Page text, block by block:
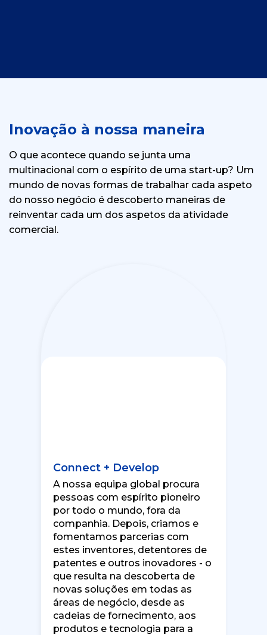
Inovação à nossa maneira
O que acontece quando se junta uma
multinacional com o espírito de uma start-up? Um
mundo de novas formas de trabalhar cada aspeto
do nosso negócio é descoberto maneiras de
reinventar cada um dos aspetos da atividade
comercial.
Connect + Develop
A nossa equipa global procura
pessoas com espírito pioneiro
por todo o mundo, fora da
companhia. Depois, criamos e
fomentamos parcerias com
estes inventores, detentores de
patentes e outros inovadores - o
que resulta na descoberta de
novas soluções em todas as
áreas de negócio, desde as
cadeias de fornecimento, aos
produtos e tecnologia para a